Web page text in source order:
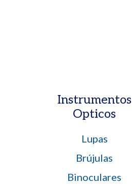
Instrumentos
Opticos
Lupas
Brújulas
Binoculares